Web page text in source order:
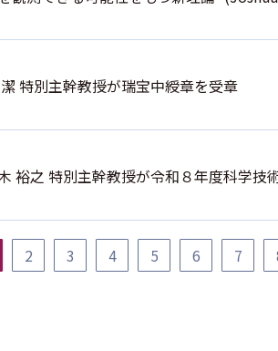
特別主幹教授が瑞宝中綬章を受章
裕之 特別主幹教授が令和８年度科学
2 3 4 5 6 7